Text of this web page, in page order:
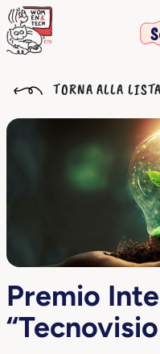
TORNA ALLA LISTA
Premio